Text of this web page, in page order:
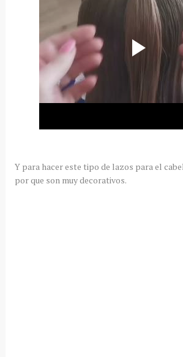
Y para hacer este tipo de lazos para el
por que son muy decorativos.